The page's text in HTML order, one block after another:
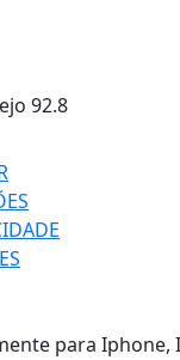
92.8
para Iphone,